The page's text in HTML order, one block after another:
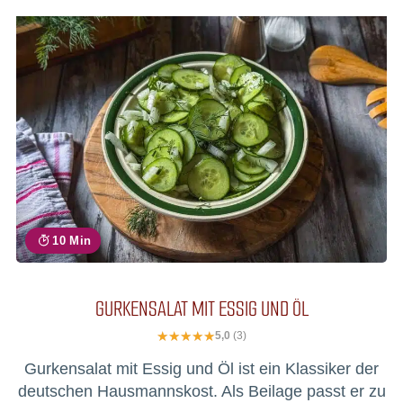
10 Min
GURKENSALAT MIT ESSIG UND ÖL
5,0 (3)
Gurkensalat mit Essig und Öl ist ein Klassiker der
deutschen Hausmannskost. Als Beilage passt er zu